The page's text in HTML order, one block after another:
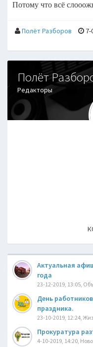
Потому что всё
Полёт Разборов 7-
Полёт
Редакторы
Актуальная
года
23-12-2019, 13:05,
День
праздника.
23-10-2019, 12:24,
Прокуратура
4-10-2019, 14:20,